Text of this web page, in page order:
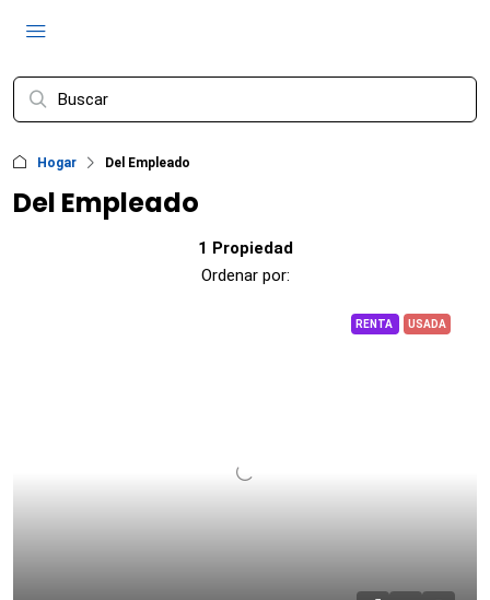
Hogar Del Empleado
Del Empleado
1 Propiedad
Ordenar por:
RENTA USADA